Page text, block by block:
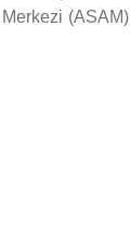
Merkezi (ASAM)